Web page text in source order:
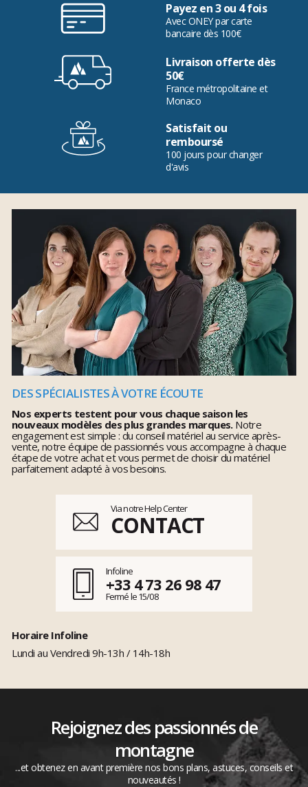
Payez en 3 ou 4 fois
Avec ONEY par carte
bancaire dès 100€
Livraison offerte dès
50€
France métropolitaine et
Monaco
Satisfait ou
remboursé
100 jours pour changer
d'avis
DES SPÉCIALISTES À VOTRE ÉCOUTE
Nos experts testent pour vous chaque saison les
nouveaux modèles des plus grandes marques.Notre
engagement est simple : du conseil matériel au service après-
vente, notre équipe de passionnés vous accompagne à chaque
étape de votre achat et vous permet de choisir du matériel
parfaitement adapté à vos besoins.
Via notre Help Center
CONTACT
Infoline
+33 4 73 26 98 47
Fermé le 15/08
Horaire Infoline
Lundi au Vendredi 9h-13h / 14h-18h
Rejoignez des passionnés de
montagne
...et obtenez en avant première nos bons plans, astuces, conseils et
nouveautés !